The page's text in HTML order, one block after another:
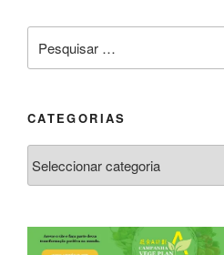
CATEGORIAS